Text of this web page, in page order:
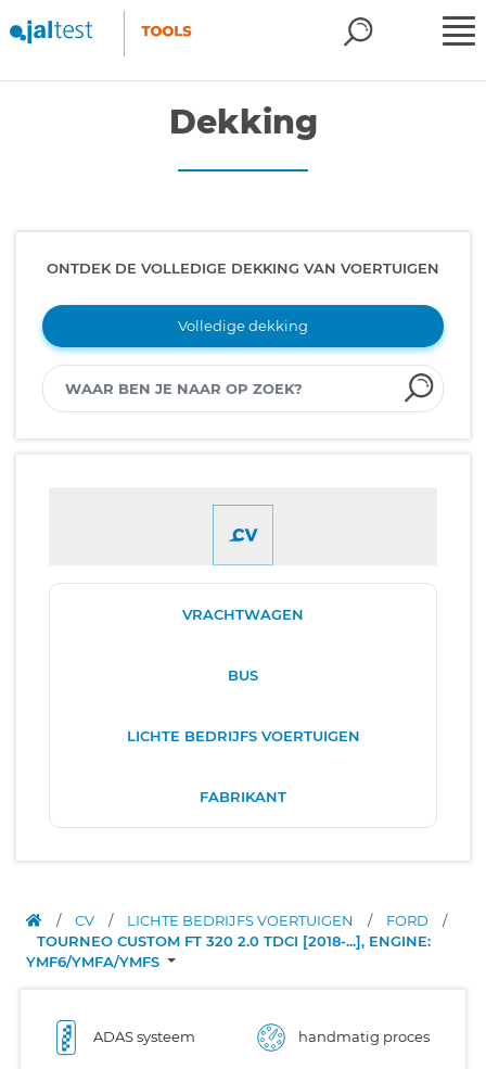
Dekking
ONTDEK DE VOLLEDIGE DEKKING VAN VOERTUIGEN
Volledige dekking
VRACHTWAGEN
BUS
LICHTE BEDRIJFS VOERTUIGEN
FABRIKANT
/ CV / LICHTE BEDRIJFS VOERTUIGEN / FORD
/
TOURNEO CUSTOM FT 320 2.0 TDCI [2018-...], ENGINE:
YMF6/YMFA/YMFS
ADAS systeem handmatig proces